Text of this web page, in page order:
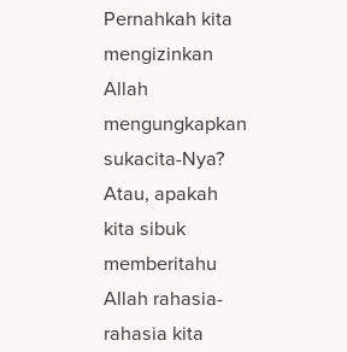
Pernahkah kita
mengizinkan
Allah
mengungkapkan
sukacita-Nya?
Atau, apakah
kita sibuk
memberitahu
Allah rahasia-
rahasia kita